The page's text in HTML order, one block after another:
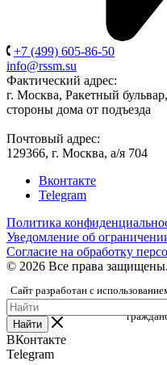
+7 (499) 605-86-50
info@rssm.su
Фактический адрес:
г. Москва, Ракетный
стороны дома от подъезда
Почтовый адрес:
129366, г. Москва, а/я 704
Вконтакте
Telegram
Политика
Уведомление об
Согласие на обработку
© 2026 Все права защищены.
Сайт разработан с
Федерации, предоставленного
Найти
ВКонтакте
Telegram